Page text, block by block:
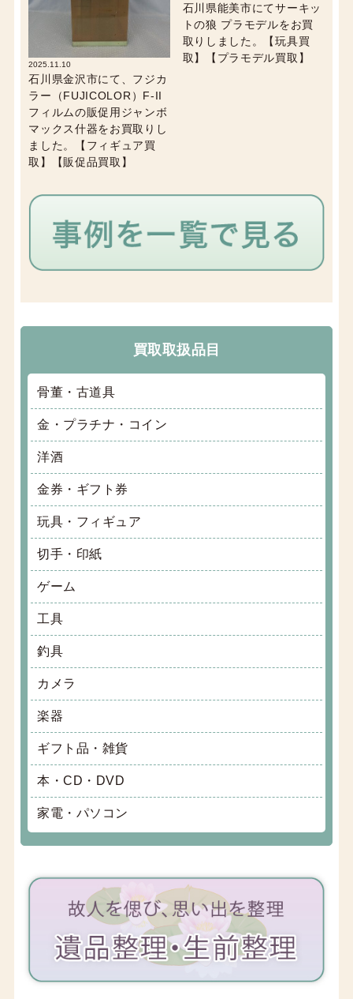
2025.11.10
石川県金沢市にて、フジカ
ラー（FUJICOLOR）F-II
フィルムの販促用ジャンボ
マックス什器をお買取りし
ました。【フィギュア買
取】【販促品買取】
石川県能美市にてサーキッ
トの狼 プラモデルをお買
取りしました。【玩具買
取】【プラモデル買取】
買取取扱品目
骨董・古道具
金・プラチナ・コイン
洋酒
金券・ギフト券
玩具・フィギュア
切手・印紙
ゲーム
工具
釣具
カメラ
楽器
ギフト品・雑貨
本・CD・DVD
家電・パソコン